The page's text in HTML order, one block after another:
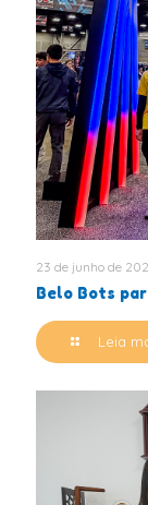
23 de junho de
Belo Bots
Leia